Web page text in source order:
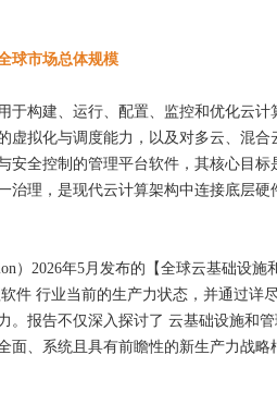
球市场总体规模
于构建、运行、配置、监控和优化云
虚拟化与调度能力，以及对多云、混
安全控制的管理平台软件，其核心目
治理，是现代云计算架构中连接底层
）2026年5月发布的【全球云基础设施
件 行业当前的生产力状态，并通过详
。报告不仅深入探讨了 云基础设施和
面、系统且具有前瞻性的新生产力战